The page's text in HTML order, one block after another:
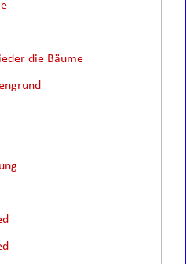
die Bäume